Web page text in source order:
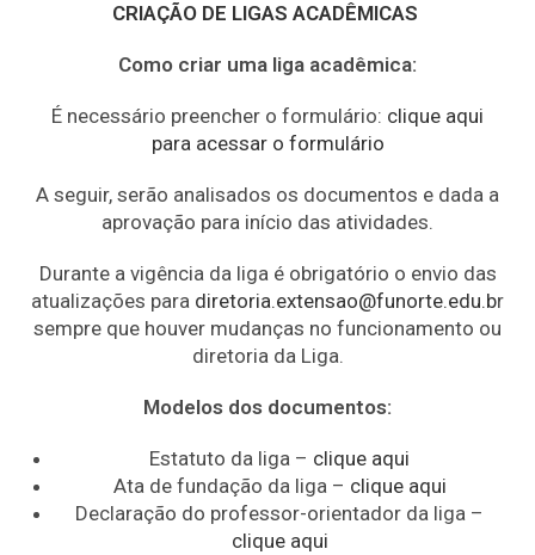
CRIAÇÃO DE LIGAS ACADÊMICAS
Como criar uma liga acadêmica:
É necessário preencher o formulário: clique aqui
para acessar o formulário
A seguir, serão analisados os documentos e dada a
aprovação para início das atividades.
Durante a vigência da liga é obrigatório o envio das
atualizações para diretoria.extensao@funorte.edu.br
sempre que houver mudanças no funcionamento ou
diretoria da Liga.
Modelos dos documentos:
Estatuto da liga – clique aqui
Ata de fundação da liga – clique aqui
Declaração do professor-orientador da liga –
clique aqui